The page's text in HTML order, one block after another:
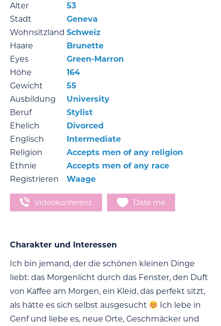
Alter
53
Stadt
Geneva
Wohnsitzland Schweiz
Haare
Brunette
Eyes
Green-Marron
Höhe
164
Gewicht
55
Ausbildung
University
Beruf
Stylist
Ehelich
Divorced
Englisch
Intermediate
Religion
Accepts men of any religion
Ethnie
Accepts men of any race
Registrieren
Waage
Videokonferenz Date me
Charakter und Interessen
Ich bin jemand, der die schönen kleinen Dinge
liebt: das Morgenlicht durch das Fenster, den Duft
von Kaffee am Morgen, ein Kleid, das perfekt sitzt,
als hätte es sich selbst ausgesucht
Ich lebe in
Genf und liebe es, neue Orte, Geschmäcker und